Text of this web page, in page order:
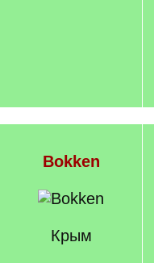
Bokken
Крым